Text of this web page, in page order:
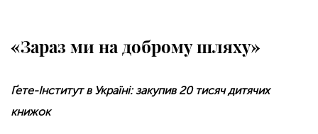
«Зараз ми на доброму шляху»
Ґете-Інститут в Україні: закупив 20 тисяч дитячих
книжок